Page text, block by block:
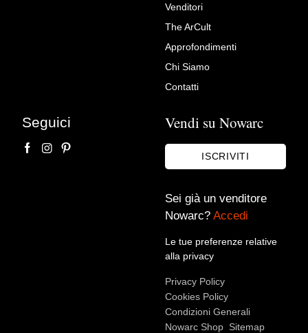
Richiedi Maggiori Info su
Lampadario di Murano
L'arte di arredare
Accetto le condizioni sullaprivacy policy*.
Venditori
The ArCult
Approfondimenti
Chi Siamo
Contatti
Seguici Vendi su Nowarc
ISCRIVITI
Sei già un venditore
Nowarc? Accedi
Le tue preferenze relative
alla privacy
Privacy Policy
Cookies Policy
Condizioni Generali
Nowarc Shop Sitemap